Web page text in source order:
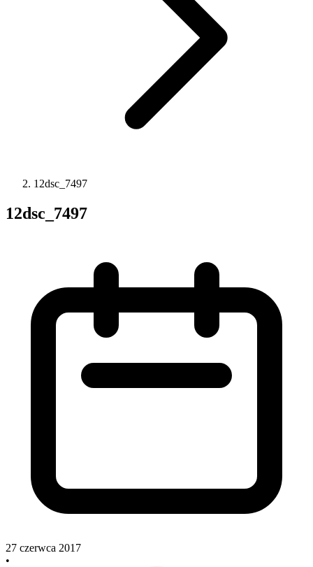
12dsc_7497
12dsc_7497
27 czerwca 2017
•